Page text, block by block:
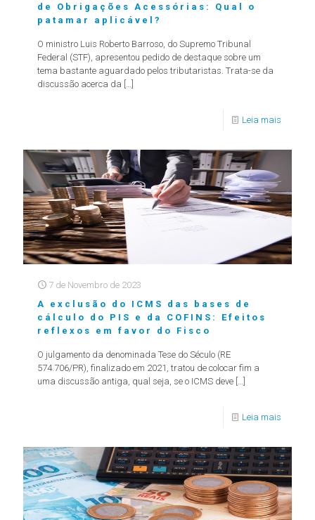
de Obrigações Acessórias: Qual o
patamar aplicável?
O ministro Luis Roberto Barroso, do Supremo Tribunal
Federal (STF), apresentou pedido de destaque sobre um
tema bastante aguardado pelos tributaristas. Trata-se da
discussão acerca da […]
Leia mais
7 de Novembro de 2023
A exclusão do ICMS das bases de
cálculo do PIS e da COFINS: Efeitos
reflexos em favor do Fisco
O julgamento da denominada Tese do Século (RE
574.706/PR), finalizado em 2021, tratou de colocar fim a
uma discussão antiga, qual seja, se o ICMS deve […]
Leia mais